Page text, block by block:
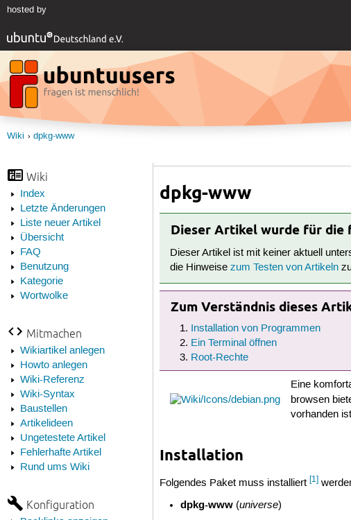
hosted by
Wiki dpkg-www
Wiki
Index
Letzte Änderungen
Liste neuer Artikel
Übersicht
FAQ
Benutzung
Kategorie
Wortwolke
Mitmachen
Wikiartikel anlegen
Howto anlegen
Wiki-Referenz
Wiki-Syntax
Baustellen
Artikelideen
Ungetestete Artikel
Fehlerhafte Artikel
Rund ums Wiki
Konfiguration
dpkg-www
Dieser Artikel wurde für die
Dieser Artikel ist mit keiner aktuell
die Hinweisezum Testen von Artikeln
Zum Verständnis dieses
Installation von Programmen
Ein Terminal öffnen
Root-Rechte
Eine
browsen
vorhanden
Installation
Folgendes Paket muss installiert[1]
dpkg-www(universe)